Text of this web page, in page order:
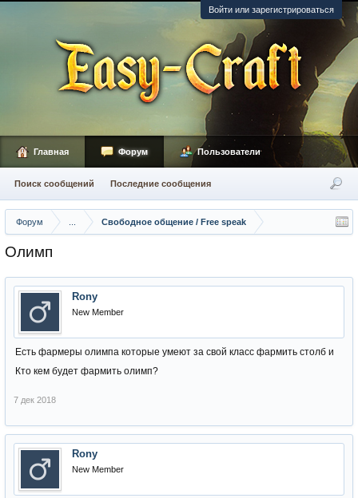
Войти или зарегистрироваться
Форум Свободное общение / Free speak
Олимп
Rony
New Member
Есть фармеры олимпа которые умеют за свой класс фармить столб и
Кто кем будет фармить олимп?
7 дек 2018
Rony
New Member
Главная Форум
Поиск сообщений Последние сообщения
Пользователи